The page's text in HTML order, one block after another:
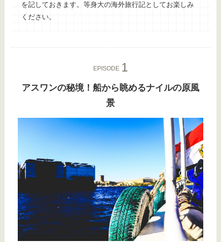
を記しておきます。等身大の海外旅行記としてお楽しみ
ください。
EPISODE
アスワンの秘境！船から眺めるナイルの原風
景